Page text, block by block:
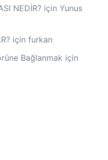
NEDİR? için Yunus
için furkan
Bağlanmak için